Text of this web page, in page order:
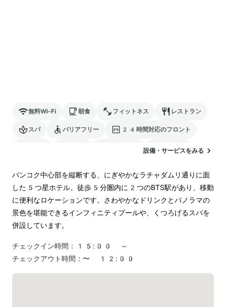
無料Wi-Fi 朝食 フィットネス レストラン
スパ バリアフリー 24時間対応のフロント
空港送迎
設備・サービスをみる
バンコク中心部を縦断する、にぎやかなラチャダムリ通りに面
した5つ星ホテル。徒歩5分圏内に2つのBTS駅があり、移動
に便利なロケーションです。さわやかなドリンクとパノラマの
景色を堪能できるインフィニティプールや、くつろげるスパを
併設しています。
チェックイン時間：
15:00 ～
チェックアウト時間： 〜 12:00